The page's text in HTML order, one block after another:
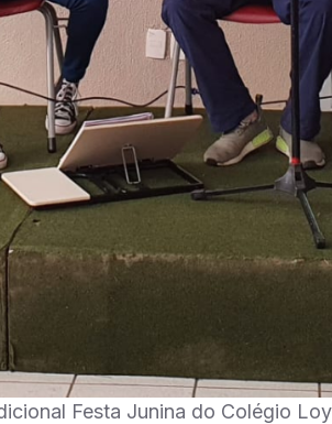
Festa Junina do Colégio